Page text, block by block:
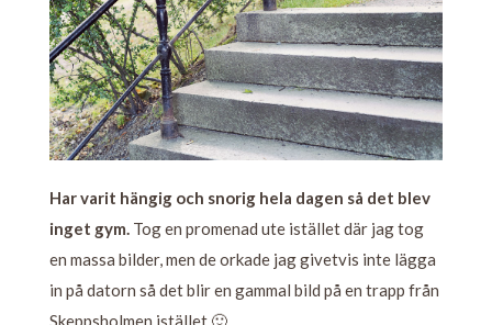
Har varit hängig och snorig hela dagen så det blev
inget gym. Tog en promenad ute istället där jag tog
en massa bilder, men de orkade jag givetvis inte lägga
in på datorn så det blir en gammal bild på en trapp från